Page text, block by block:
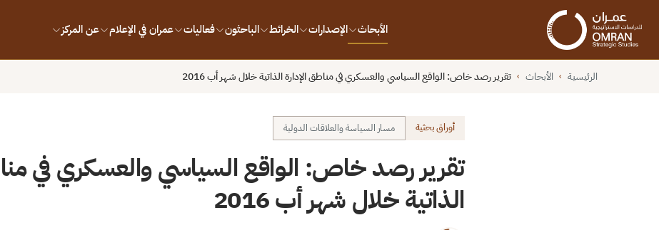
الأبحاث الإصدارات الخرائط الباحثون فعاليات عمران في الإعلام عن المركز
الرئيسية › الأبحاث › تقرير رصد خاص: الواقع السياسي والعسكري في مناطق الإدارة الذاتية خلال شهر أب 2016
أوراق بحثية مسار السياسة والعلاقات الدولية
تقرير رصد خاص: الواقع السياسي والعسكري في
الذاتية خلال شهر أب 2016